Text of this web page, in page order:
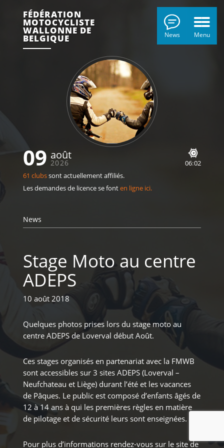
Menu
News
FÉDÉRATION
MOTOCYCLISTE
WALLONNE DE
BELGIQUE
09 août
2026 06:02
61 clubssont actuellement affiliés.
Les demandes de licence se fonten ligne ici.
News
Stage Moto au centre
ADEPS
10 août 2018
Quelques photos prises lors du stage moto au
centre ADEPS de Loverval début Août.
Ces stages organisés en partenariat avec la FMWB
sont accessibles sur 3 sites ADEPS (Loverval –
Neufchateau et Liège) durant l’été et les vacances
de Pâques. Le public est composé d’enfants âgés de
12 à 14 ans à qui les premières règles en matière
de pilotage et de sécurité leurs sont enseignées.
Pour plus d’informations rendez-vous sur le site de